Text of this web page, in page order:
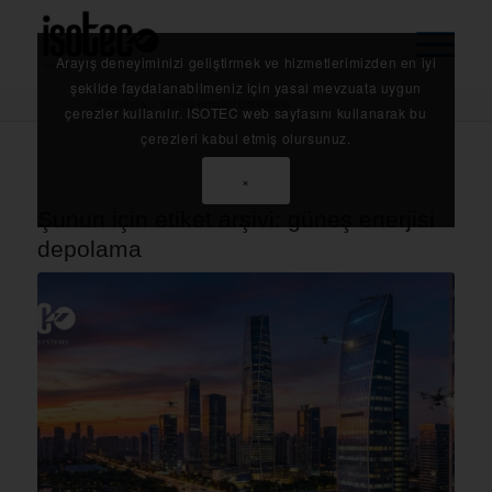
Anasayfa güneş enerjisi depolama
depolama
Arayış deneyiminizi geliştirmek ve hizmetlerimizden en iyi
şekilde faydalanabilmeniz için yasal mevzuata uygun
çerezler kullanılır. ISOTEC web sayfasını kullanarak bu
çerezleri kabul etmiş olursunuz.
×